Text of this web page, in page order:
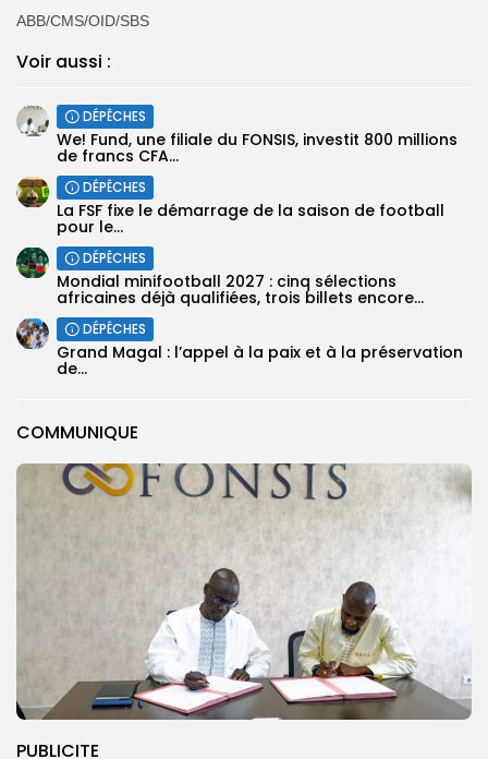
COMMUNIQUE
PUBLICITE
ABB/CMS/OID/SBS
Voir aussi :
DÉPÊCHES
We! Fund, une filiale du FONSIS, investit 800 millions
de francs CFA...
DÉPÊCHES
‎La FSF fixe le démarrage de la saison de football
pour le...
DÉPÊCHES
‎Mondial minifootball 2027 : cinq sélections
africaines déjà qualifiées, trois billets encore...
DÉPÊCHES
Grand Magal : l’appel à la paix et à la préservation
de...